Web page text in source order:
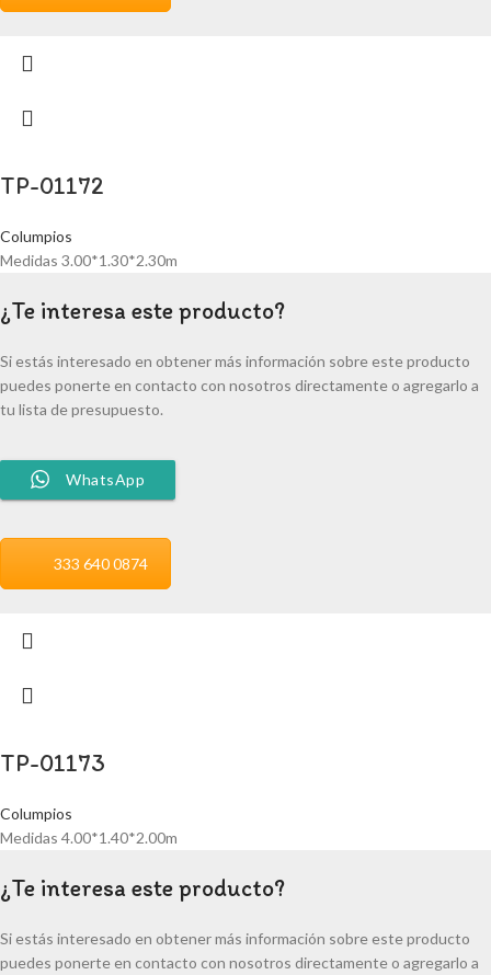
TP-01172
Columpios
Medidas 3.00*1.30*2.30m
¿Te interesa este producto?
Si estás interesado en obtener más información sobre este producto
puedes ponerte en contacto con nosotros directamente o agregarlo a
tu lista de presupuesto.
WhatsApp
333 640 0874
TP-01173
Columpios
Medidas 4.00*1.40*2.00m
¿Te interesa este producto?
Si estás interesado en obtener más información sobre este producto
puedes ponerte en contacto con nosotros directamente o agregarlo a